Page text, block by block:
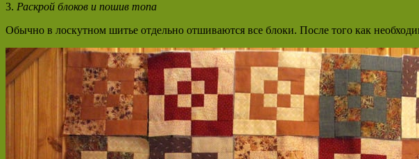
3. Раскрой блоков и пошив топа
Обычно в лоскутном шитье отдельно отшиваются все блоки. После того как